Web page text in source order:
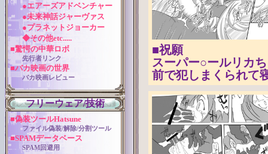
●エアーズアドベンチャー
●未来神話ジャーヴァス
●プラネットジョーカー
◆その他etc.....
■驚愕の中華ロボ
先行者リンク
■バカ映画の世界
バカ映画レビュー
フリーウェア/技術
■偽装ツールHatsune
ファイル偽装/解除/分割ツール
■SPAMデータベース
SPAM回避用
■祝願
スーパー○ールリカ
前で犯しまくられて